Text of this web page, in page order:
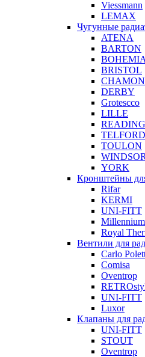
Viessmann
LEMAX
Чугунные
ATENA
BARTON
BOHEMIA
BRISTOL
DERBY
Grotescco
LILLE
READING
TELFORD
TOULON
WINDSOR
YORK
Кронштейны
Rifar
KERMI
UNI-FITT
Millennium
Royal
Вентили для
Carlo
Comisa
Oventrop
UNI-FITT
Luxor
Клапаны для
UNI-FITT
STOUT
Oventrop